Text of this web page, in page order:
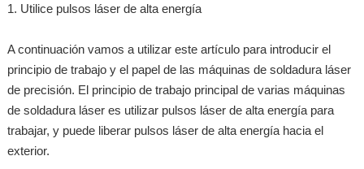
1. Utilice pulsos láser de alta energía
A continuación vamos a utilizar este artículo para introducir el
principio de trabajo y el papel de las máquinas de soldadura láser
de precisión. El principio de trabajo principal de varias máquinas
de soldadura láser es utilizar pulsos láser de alta energía para
trabajar, y puede liberar pulsos láser de alta energía hacia el
exterior.